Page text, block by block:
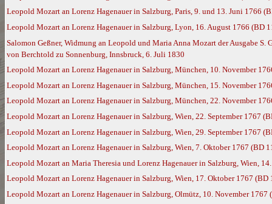
Leopold Mozart an Lorenz Hagenauer in Salzburg, Paris, 9. und 13. Juni 1766
Leopold Mozart an Lorenz Hagenauer in Salzburg, Lyon, 16. August 1766 (BD
Salomon Geßner, Widmung an Leopold und Maria Anna Mozart der Ausgabe
von Berchtold zu Sonnenburg, Innsbruck, 6. Juli 1830
Leopold Mozart an Lorenz Hagenauer in Salzburg, München, 10. November
Leopold Mozart an Lorenz Hagenauer in Salzburg, München, 15. November
Leopold Mozart an Lorenz Hagenauer in Salzburg, München, 22. November
Leopold Mozart an Lorenz Hagenauer in Salzburg, Wien, 22. September 1767
Leopold Mozart an Lorenz Hagenauer in Salzburg, Wien, 29. September 1767
Leopold Mozart an Lorenz Hagenauer in Salzburg, Wien, 7. Oktober 1767 (BD
Leopold Mozart an Maria Theresia und Lorenz Hagenauer in Salzburg, Wien,
Leopold Mozart an Lorenz Hagenauer in Salzburg, Wien, 17. Oktober 1767 (BD
Leopold Mozart an Lorenz Hagenauer in Salzburg, Olmütz, 10. November 1767